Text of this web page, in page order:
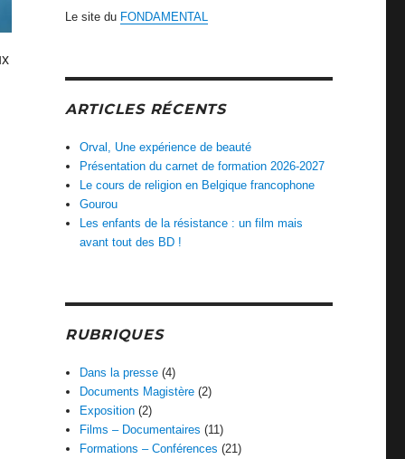
Le site du FONDAMENTAL
ARTICLES RÉCENTS
Orval, Une expérience de beauté
Présentation du carnet de formation 2026-2027
Le cours de religion en Belgique francophone
Gourou
Les enfants de la résistance : un film mais
avant tout des BD !
RUBRIQUES
Dans la presse (4)
Documents Magistère (2)
Exposition (2)
Films – Documentaires (11)
Formations – Conférences (21)